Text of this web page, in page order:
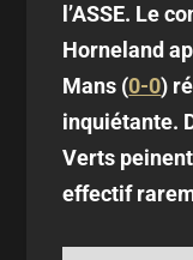
l’ASSE. Le
Horneland
Mans (0-0)
inquiétante.
Verts
effectif